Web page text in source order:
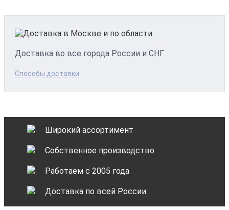
Доставка во все города России и СНГ
Способы доставки
Широкий ассортимент
Собственное производство
Работаем с 2005 года
Доставка по всей России